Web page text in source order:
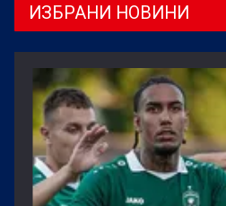
ИЗБРАНИ НОВИНИ